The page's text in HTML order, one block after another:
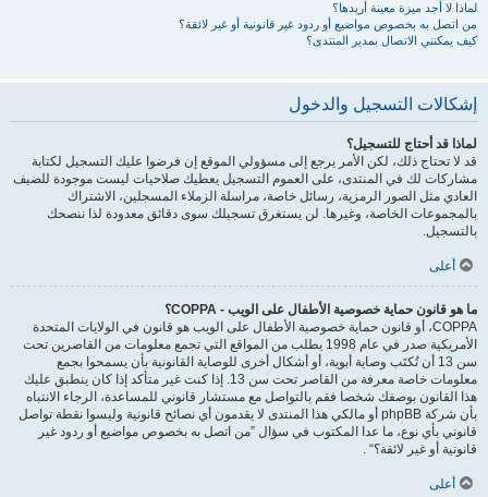
لماذا لا أجد ميزة معينة أريدها؟
من اتصل به بخصوص مواضيع أو ردود غير قانونية أو غير لائقة؟
كيف يمكنني الاتصال بمدير المنتدى؟
إشكالات التسجيل والدخول
لماذا قد أحتاج للتسجيل؟
قد لا تحتاج ذلك، لكن الأمر يرجع إلى مسؤولي الموقع إن فرضوا عليك التسجيل لكتابة
مشاركات لك في المنتدى، على العموم التسجيل يعطيك صلاحيات ليست موجودة للضيف
العادي مثل الصور الرمزية، رسائل خاصة، مراسلة الزملاء المسجلين، الاشتراك
بالمجموعات الخاصة، وغيرها. لن يستغرق تسجيلك سوى دقائق معدودة لذا ننصحك
بالتسجيل.
أعلى
ما هو قانون حماية خصوصية الأطفال على الويب - COPPA؟
COPPA، أو قانون حماية خصوصية الأطفال على الويب هو قانون في الولايات المتحدة
الأمريكية صدر في عام 1998 يطلب من المواقع التي تجمع معلومات من القاصرين تحت
سن 13 أن تُكتَب وصاية أبوية، أو أشكال أخرى للوصاية القانونية بأن يسمحوا بجمع
معلومات خاصة معرفة من القاصر تحت سن 13. إذا كنت غير متأكد إذا كان ينطبق عليك
هذا القانون بوصفك شخصا فقم بالتواصل مع مستشار قانوني للمساعدة، الرجاء الانتباه
بأن شركة phpBB أو مالكي هذا المنتدى لا يقدمون أي نصائح قانونية وليسوا نقطة تواصل
قانوني بأي نوع، ما عدا المكتوب في سؤال ”من اتصل به بخصوص مواضيع أو ردود غير
قانونية أو غير لائقة؟“ .
أعلى